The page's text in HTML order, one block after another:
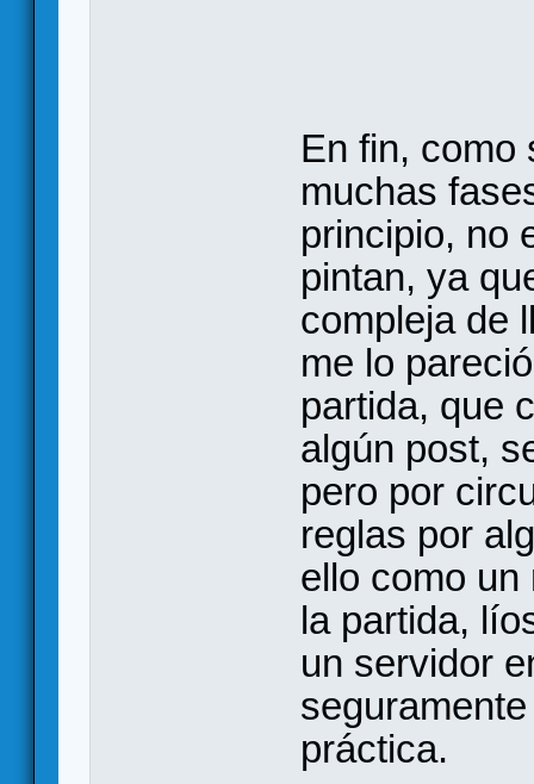
En fin, como
muchas
principio, no
pintan, ya
compleja de
me lo
partida, que
algún post,
pero por
reglas por
ello como un
la partida,
un servidor
práctica.